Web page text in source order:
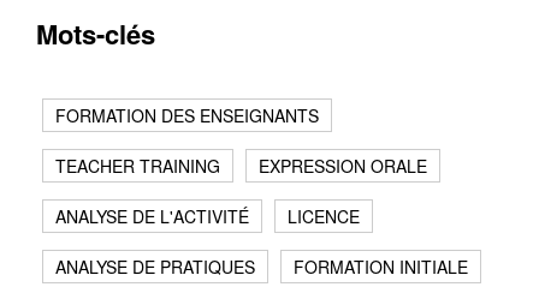
Mots-clés
FORMATION DES ENSEIGNANTS
TEACHER TRAINING EXPRESSION ORALE
ANALYSE DE L'ACTIVITÉ LICENCE
ANALYSE DE PRATIQUES FORMATION INITIALE